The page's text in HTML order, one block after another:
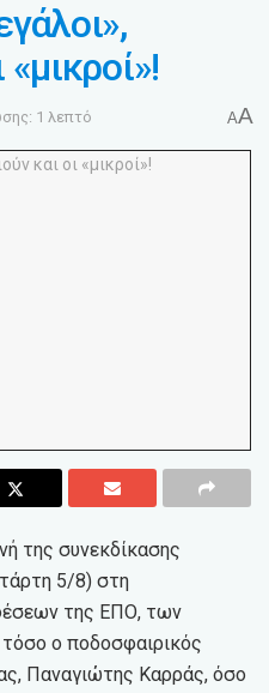
1 λεπτό AA
της συνεκδίκασης
5/8) στη
της ΕΠΟ, των
ο ποδοσφαιρικός
Παναγιώτης Καρράς, όσο